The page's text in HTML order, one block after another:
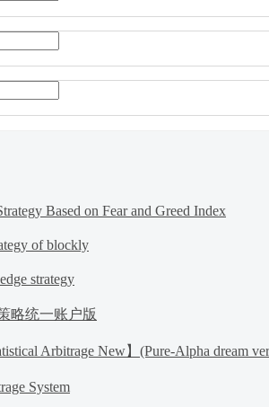
Based on Fear and Greed Index
of blockly
strategy
略统一账户版
Arbitrage New】(Pure-Alpha dream
System